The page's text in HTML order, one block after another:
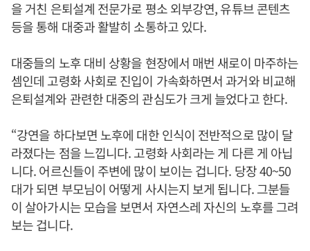
을 거친 은퇴설계 전문가로 평소 외부강연, 유튜브 콘텐츠
등을 통해 대중과 활발히 소통하고 있다.
대중들의 노후 대비 상황을 현장에서 매번 새로이 마주하는
셈인데 고령화 사회로 진입이 가속화하면서 과거와 비교해
은퇴설계와 관련한 대중의 관심도가 크게 늘었다고 한다.
“강연을 하다보면 노후에 대한 인식이 전반적으로 많이 달
라졌다는 점을 느낍니다. 고령화 사회라는 게 다른 게 아닙
니다. 어르신들이 주변에 많이 보이는 겁니다. 당장 40~50
대가 되면 부모님이 어떻게 사시는지 보게 됩니다. 그분들
이 살아가시는 모습을 보면서 자연스레 자신의 노후를 그려
보는 겁니다.